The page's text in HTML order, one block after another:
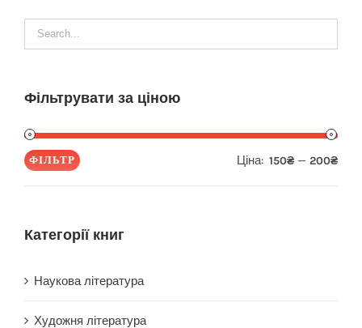
Фільтрувати за ціною
ФІЛЬТР Ціна: 150₴ — 200₴
Категорії книг
Наукова література
Художня література